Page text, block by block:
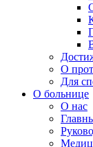
О
Для
О больнице
О нас